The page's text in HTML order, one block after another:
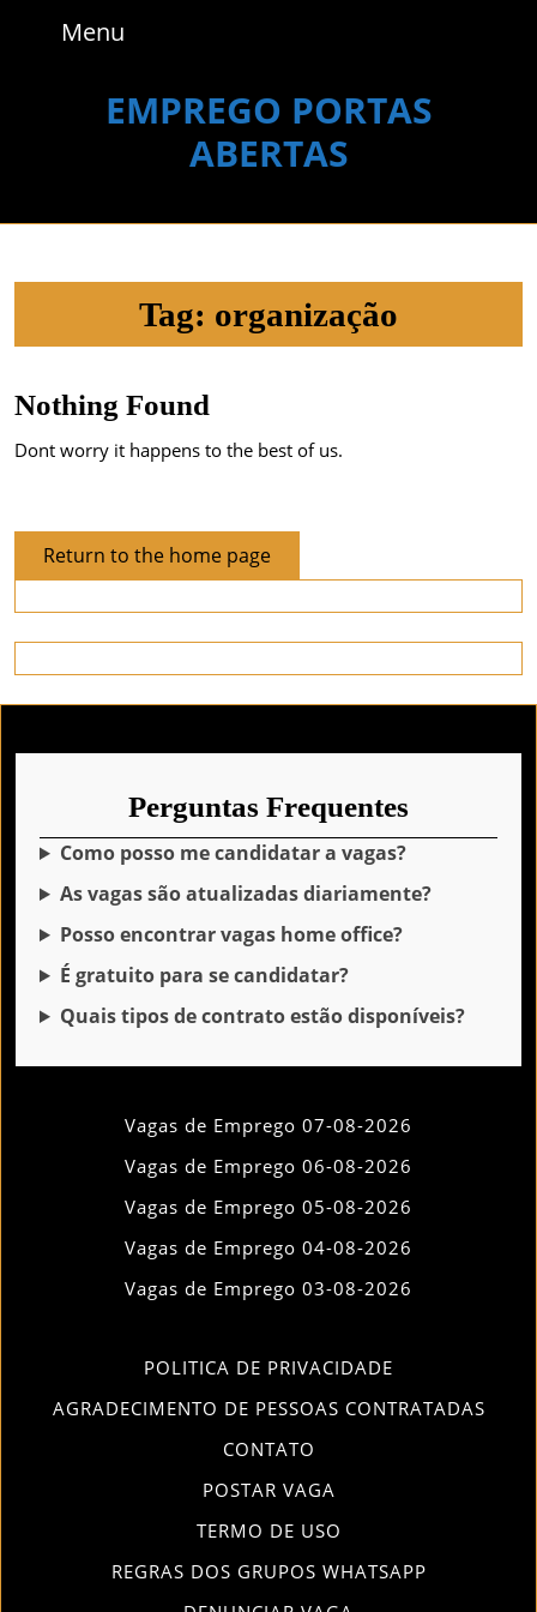
Menu
EMPREGO PORTAS
ABERTAS
Tag: organização
Nothing Found
Dont worry it happens to the best of us.
Return to the home pageReturn
to
the
home
page
Perguntas Frequentes
Como posso me candidatar a vagas?
As vagas são atualizadas diariamente?
Posso encontrar vagas home office?
É gratuito para se candidatar?
Quais tipos de contrato estão disponíveis?
Vagas de Emprego 07-08-2026
Vagas de Emprego 06-08-2026
Vagas de Emprego 05-08-2026
Vagas de Emprego 04-08-2026
Vagas de Emprego 03-08-2026
POLITICA DE PRIVACIDADE
AGRADECIMENTO DE PESSOAS CONTRATADAS
CONTATO
POSTAR VAGA
TERMO DE USO
REGRAS DOS GRUPOS WHATSAPP